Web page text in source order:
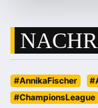
#AnnikaFischer
#ChampionsLeague